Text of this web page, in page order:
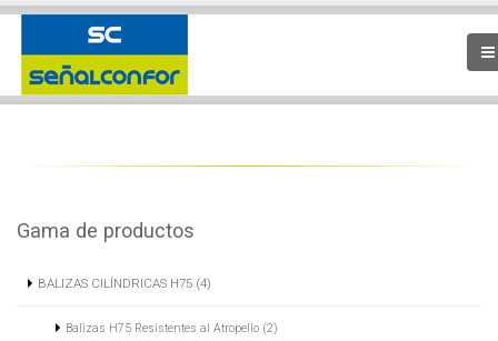
Gama de productos
BALIZAS CILÍNDRICAS H75 (4)
Balizas H75 Resistentes al Atropello (2)